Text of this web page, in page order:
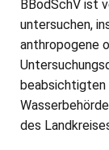
BBodSchV ist
untersuchen,
anthropogene
beabsichtigten
des